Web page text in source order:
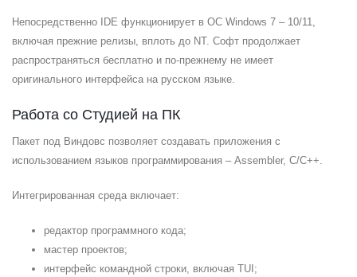
Непосредственно IDE функционирует в ОС Windows 7 – 10/11,
включая прежние релизы, вплоть до NT. Софт продолжает
распространяться бесплатно и по-прежнему не имеет
оригинального интерфейса на русском языке.
Работа со Студией на ПК
Пакет под Виндовс позволяет создавать приложения с
использованием языков программирования – Assembler, C/C++.
Интегрированная среда включает:
редактор программного кода;
мастер проектов;
интерфейс командной строки, включая TUI;